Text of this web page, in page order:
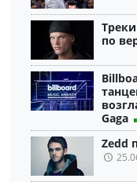
по
Gaga
Zedd